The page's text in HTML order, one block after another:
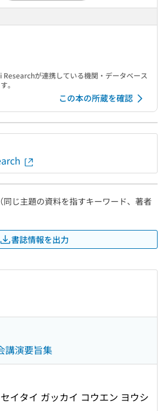
が連携している機関・データベース
。
この本の所蔵を確認
同じ主題の資料を指すキーワード、著者
書誌情報を出力
講演要旨集
イタイ ガッカイ コウエン ヨウシ